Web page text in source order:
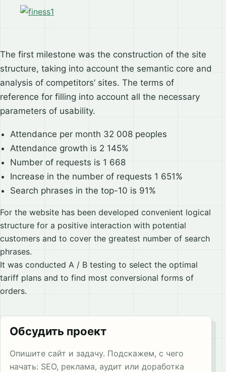
The first milestone was the construction of the site
structure, taking into account the semantic core and
analysis of competitors’ sites. The terms of
reference for filling into account all the necessary
parameters of usability.
Attendance per month 32 008 peoples
Attendance growth is 2 145%
Number of requests is 1 668
Increase in the number of requests 1 651%
Search phrases in the top-10 is 91%
For the website has been developed convenient logical
structure for a positive interaction with potential
customers and to cover the greatest number of search
phrases.
It was conducted A / B testing to select the optimal
tariff plans and to find most conversional forms of
orders.
Обсудить проект
Опишите сайт и задачу. Подскажем, с чего
начать: SEO, реклама, аудит или доработка